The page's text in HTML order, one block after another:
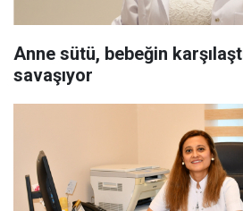
Anne sütü, bebeğin
savaşıyor